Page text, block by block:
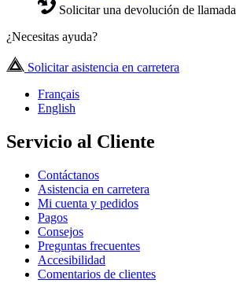
Solicitar una devolución de llamada
¿Necesitas ayuda?
Solicitar asistencia en carretera
Français
English
Servicio al Cliente
Contáctanos
Asistencia en carretera
Mi cuenta y pedidos
Pagos
Consejos
Preguntas frecuentes
Accesibilidad
Comentarios de clientes